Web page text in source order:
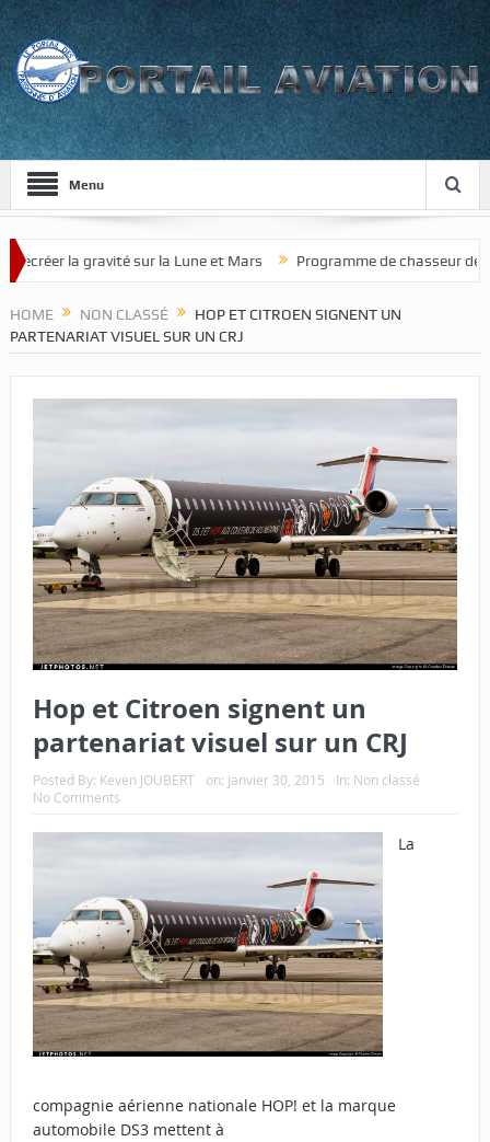
Menu
la gravité sur la Lune et Mars Programme de chasseur de
HOME NON CLASSÉ
HOP ET CITROEN SIGNENT UN
PARTENARIAT VISUEL SUR UN CRJ
Hop et Citroen signent un
partenariat visuel sur un CRJ
Posted By: Keven JOUBERT on: janvier 30, 2015 In: Non classé
No Comments
La
compagnie aérienne nationale HOP! et la marque
automobile DS3 mettent à